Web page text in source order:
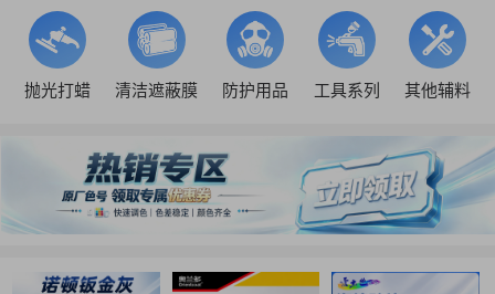
抛光打蜡 清洁遮蔽膜 防护用品 工具系列 其他辅料